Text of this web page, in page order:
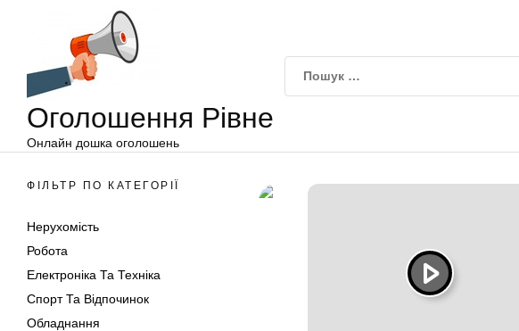
Оголошення Рівне
Онлайн дошка оголошень
ФІЛЬТР ПО КАТЕГОРІЇ
Нерухомість
Робота
Електроніка Та Техніка
Спорт Та Відпочинок
Обладнання